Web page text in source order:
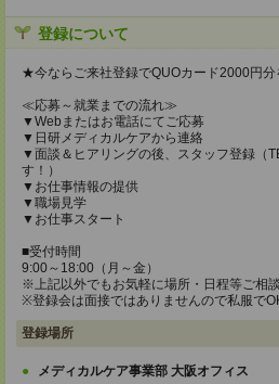
登録について
★今ならご来社登録でQUOカード2000円
≪応募～就業までの流れ≫
▼Webまたはお電話にてご応募
▼日研メディカルケアから連絡
▼面談＆ヒアリングの後、スタッフ登録（
す！）
▼お仕事情報の提供
▼職場見学
▼お仕事スタート
■受付時間
9:00～18:00（月～金）
※上記以外でもお気軽に場所・日程等ご相
※登録会は面接ではありませんので私服で
登録場所
メディカルケア事業部 大阪オフィス